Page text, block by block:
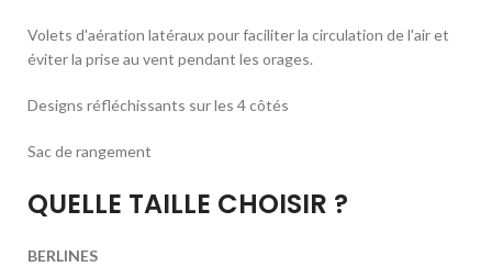
Volets d'aération latéraux pour faciliter la circulation de l'air et
éviter la prise au vent pendant les orages.
Designs réfléchissants sur les 4 côtés
Sac de rangement
QUELLE TAILLE CHOISIR ?
BERLINES